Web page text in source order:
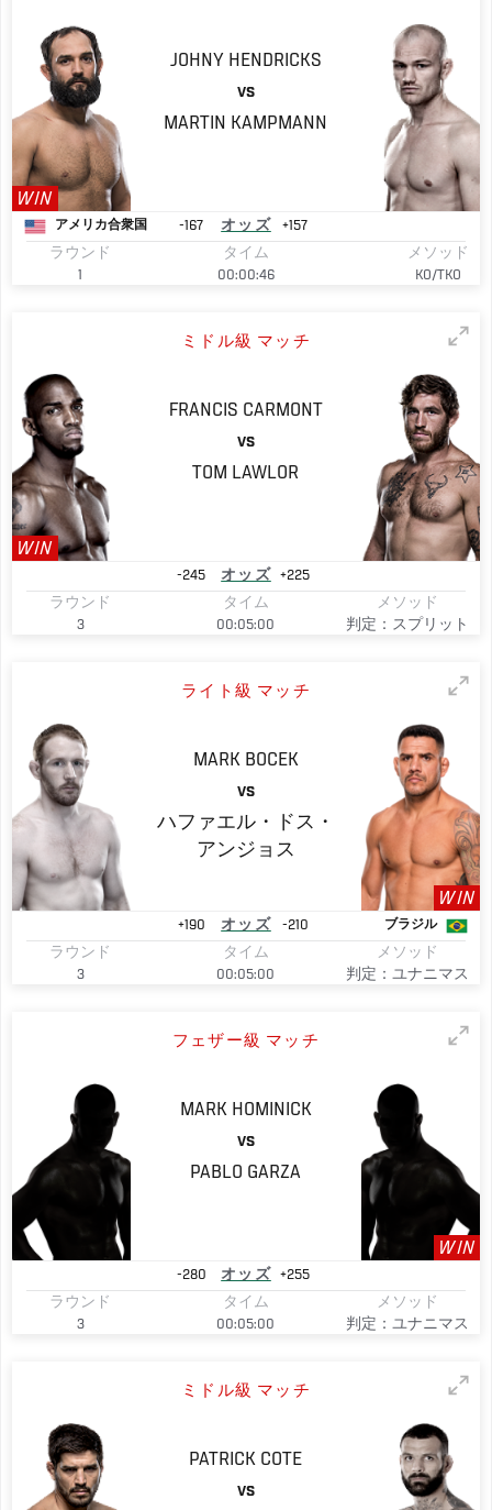
WIN
JOHNY HENDRICKS
VS
MARTIN KAMPMANN
アメリカ合衆国 -167 オッズ
+157
ラウンド
1
タイム
00:00:46
メソッド
KO/TKO
ミドル級 マッチ
WIN
FRANCIS CARMONT
VS
TOM LAWLOR
-245 オッズ
+225
ラウンド
3
タイム
00:05:00
メソッド
判定：スプリット
ライト級 マッチ
MARK BOCEK
VS
ハファエル・ドス・
アンジョス
WIN
+190 オッズ -210 ブラジル
ラウンド
3
タイム
00:05:00
メソッド
判定：ユナニマス
フェザー級 マッチ
MARK HOMINICK
VS
PABLO GARZA
WIN
-280 オッズ
+255
ラウンド
3
タイム
00:05:00
メソッド
判定：ユナニマス
ミドル級 マッチ
PATRICK COTE
VS